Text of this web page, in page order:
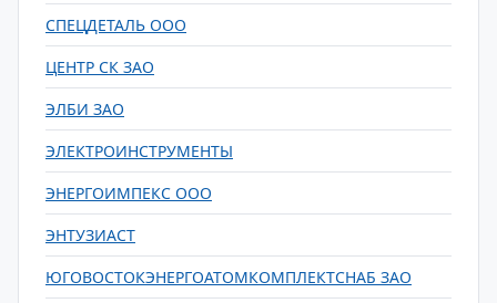
СПЕЦДЕТАЛЬ ООО
ЦЕНТР СК ЗАО
ЭЛБИ ЗАО
ЭЛЕКТРОИНСТРУМЕНТЫ
ЭНЕРГОИМПЕКС ООО
ЭНТУЗИАСТ
ЮГОВОСТОКЭНЕРГОАТОМКОМПЛЕКТСНАБ ЗАО